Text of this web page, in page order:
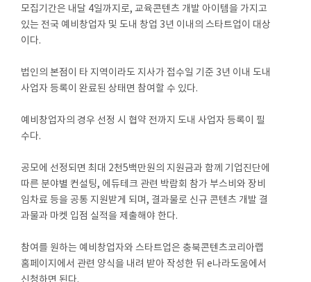
모집기간은 내달 4일까지로, 교육콘텐츠 개발 아이템을 가지고
있는 전국 예비창업자 및 도내 창업 3년 이내의 스타트업이 대상
이다.
법인의 본점이 타 지역이라도 지사가 접수일 기준 3년 이내 도내
사업자 등록이 완료된 상태면 참여할 수 있다.
예비창업자의 경우 선정 시 협약 전까지 도내 사업자 등록이 필
수다.
공모에 선정되면 최대 2천5백만원의 지원금과 함께 기업진단에
따른 분야별 컨설팅, 에듀테크 관련 박람회 참가 부스비와 장비
임차료 등을 공통 지원받게 되며, 결과물로 신규 콘텐츠 개발 결
과물과 마켓 입점 실적을 제출해야 한다.
참여를 원하는 예비창업자와 스타트업은 충북콘텐츠코리아랩
홈페이지에서 관련 양식을 내려 받아 작성한 뒤 e나라도움에서